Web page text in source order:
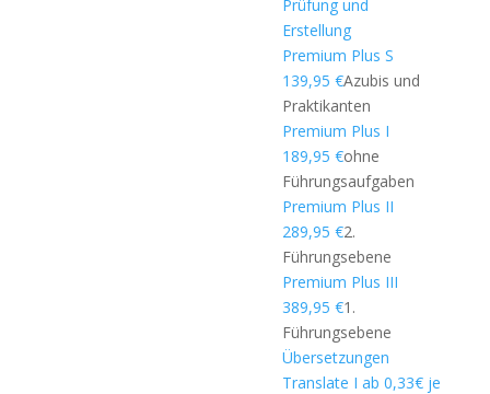
Prüfung und
Erstellung
Premium Plus S
139,95 €Azubis und
Praktikanten
Premium Plus I
189,95 €ohne
Führungsaufgaben
Premium Plus II
289,95 €2.
Führungsebene
Premium Plus III
389,95 €1.
Führungsebene
Übersetzungen
Translate I ab 0,33€ je